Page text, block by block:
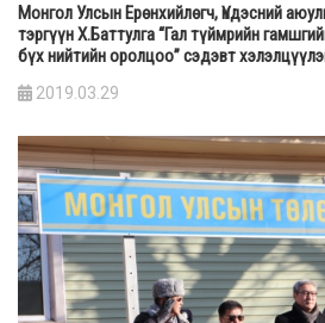
Монгол Улсын Ерөнхийлөгч, Үндэсний
тэргүүн Х.Баттулга “Гал түймрийн
бүх нийтийн оролцоо” сэдэвт
2019.03.29